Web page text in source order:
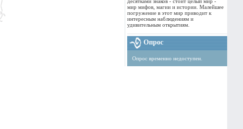
мир мифов, магии и истории. Малейшее
погружение в этот мир приводит к
интересным наблюдениям и
удивительным открытиям.
Опрос
Опрос временно недоступен.